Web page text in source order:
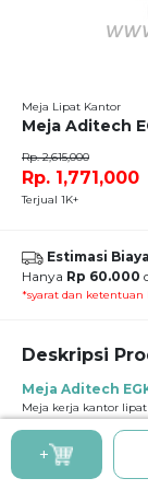
Meja Lipat Kantor
Meja Aditech
Rp. 1,771,000
Rp. 2,615,000
Terjual 1K+
Estimasi
Hanya Rp 60.000
*syarat dan ketentuan
Deskripsi
Meja Aditech
Meja kerja kantor
kerja modern yang
digunakan, meja ini
menghemat ruang.
berbagai aktivitas
+